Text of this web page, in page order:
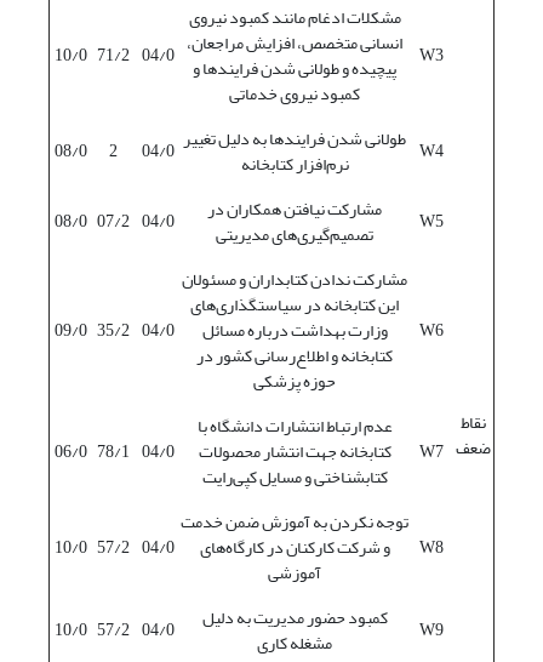
نقاط
ضعف
W3
مشکلات ادغام مانند کمبود نیروی
انسانی متخصص، افزایش مراجعان،
پیچیده و طولانی شدن فرایندها و
کمبود نیروی خدماتی
04/0
71/2
10/0
W4 طولانی شدن فرایندها به دلیل تغییر
نرم‌افزار کتابخانه 04/0
2
08/0
W5 مشارکت نیافتن همکاران در
تصمیم‌گیری‌های مدیریتی 04/0
07/2
08/0
W6
مشارکت ندادن کتابداران و مسئولان
این کتابخانه در سیاستگذاری‌های
وزارت بهداشت درباره مسائل
کتابخانه و اطلاع‌رسانی کشور در
حوزه پزشکی
04/0
35/2
09/0
W7
عدم ارتباط انتشارات دانشگاه با
کتابخانه جهت انتشار محصولات
کتابشناختی و مسایل کپی‌رایت
04/0
78/1
06/0
W8
توجه نکردن به آموزش ضمن خدمت
و شرکت کارکنان در کارگاه‌های
آموزشی
04/0
57/2
10/0
W9 کمبود حضور مدیریت به دلیل
مشغله کاری 04/0
57/2
10/0